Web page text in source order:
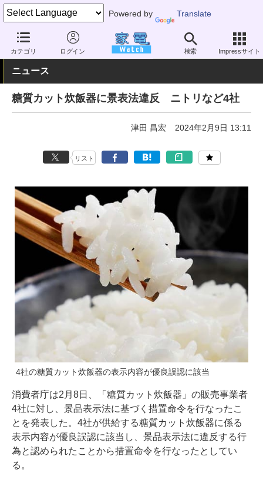
Powered by Translate
カテゴリ ログイン 検索 Impressサイト
家電 Watch 生活家電 炊飯器
ニュース
糖質カット炊飯器に景表法違反 ニトリなど4社
津田 昌宏 2024年2月9日 13:11
リスト
4社の糖質カット炊飯器の表示内容が優良誤認に該当
消費者庁は2月8日、「糖質カット炊飯器」の販売事業者
4社に対し、景品表示法に基づく措置命令を行なったこ
とを発表した。4社が供給する糖質カット炊飯器に係る
表示内容が優良誤認に該当し、景品表示法に違反する行
為と認められたことから措置命令を行なったとしてい
る。